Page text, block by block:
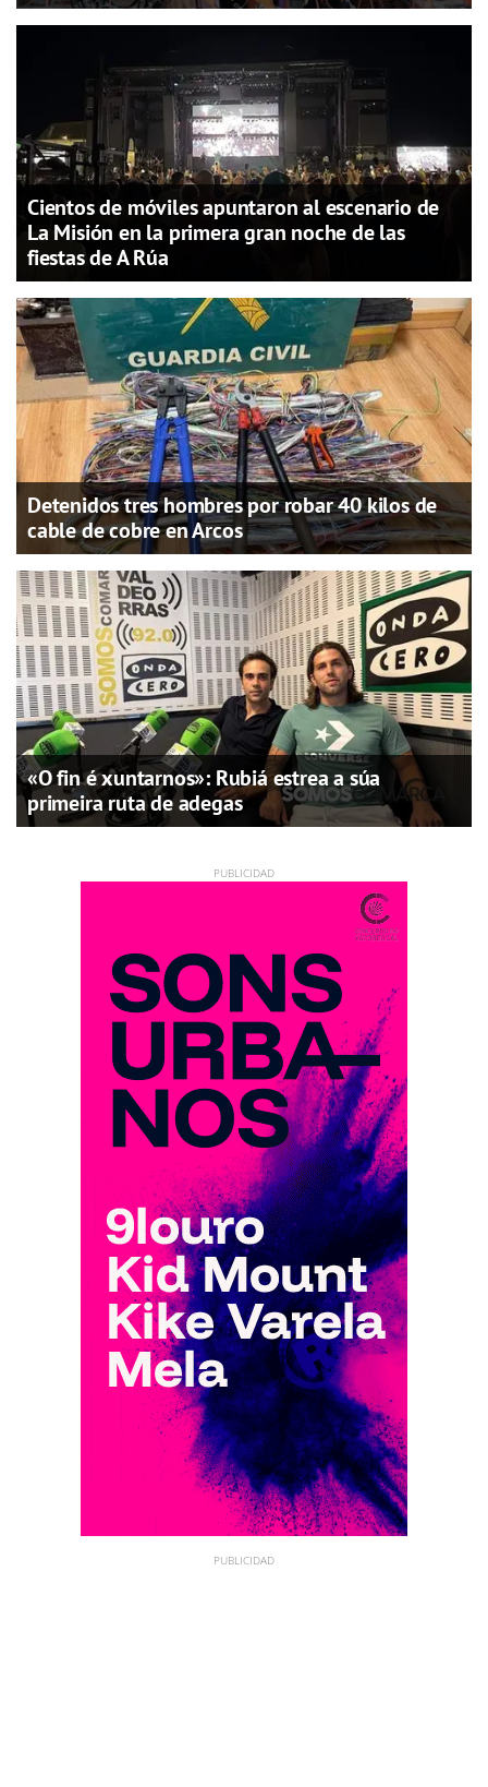
Cientos de móviles apuntaron al escenario de
La Misión en la primera gran noche de las
fiestas de A Rúa
Detenidos tres hombres por robar 40 kilos de
cable de cobre en Arcos
«O fin é xuntarnos»: Rubiá estrea a súa
primeira ruta de adegas